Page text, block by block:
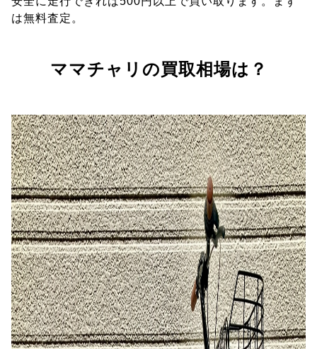
は無料査定。
ママチャリの買取相場は？